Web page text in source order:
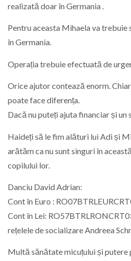
realizată doar în Germania .
Pentru aceasta Mihaela va trebuie
în Germania.
Operația trebuie efectuată de
Orice ajutor contează enorm.
poate face diferența.
Dacă nu puteți ajuta financiar și un
Haideți să le fim alături lui Adi și
arătăm ca nu sunt singuri în
copilului lor.
Danciu David Adrian:
Cont în Euro :
Cont în Lei:
rețelele de socializareAndreea
Multă sănătate micuțului și putere